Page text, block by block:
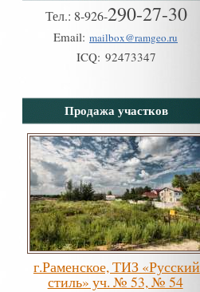
Тел.: 8-926-290-27-30
Email: mailbox@ramgeo.ru
ICQ: 92473347
Продажа участков
г.Раменское, ТИЗ «Русский
стиль» уч. № 53, № 54